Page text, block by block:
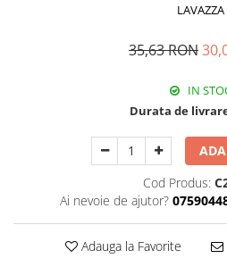
LAVAZZA
35,63 RON
IN
Durata de
Cod Produs:
Ai nevoie de ajutor?
Adauga la Favorite